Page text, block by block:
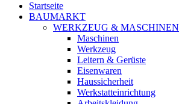
Startseite
BAUMARKT
WERKZEUG & MASCHINEN
Maschinen
Werkzeug
Leitern & Gerüste
Eisenwaren
Haussicherheit
Werkstatteinrichtung